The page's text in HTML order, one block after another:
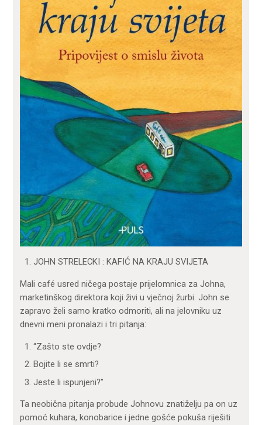
JOHN STRELECKI : KAFIĆ NA KRAJU SVIJETA
Mali café usred ničega postaje prijelomnica za Johna,
marketinškog direktora koji živi u vječnoj žurbi. John se
zapravo želi samo kratko odmoriti, ali na jelovniku uz
dnevni meni pronalazi i tri pitanja:
“Zašto ste ovdje?
Bojite li se smrti?
Jeste li ispunjeni?”
Ta neobična pitanja probude Johnovu znatiželju pa on uz
pomoć kuhara, konobarice i jedne gošće pokuša riješiti